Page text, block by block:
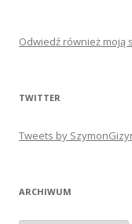
Odwiedź również
TWITTER
Tweets by
ARCHIWUM